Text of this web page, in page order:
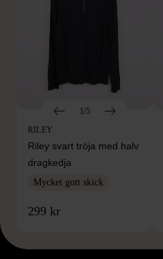
1/5
RILEY
Riley svart tröja med halv
dragkedja
Mycket gott skick
299 kr